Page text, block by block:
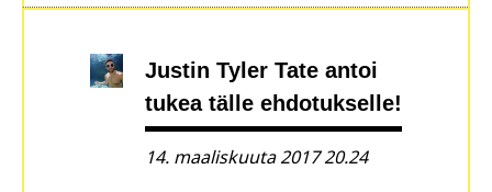
Justin Tyler Tate antoi
tukea tälle ehdotukselle!
14. maaliskuuta 2017 20.24